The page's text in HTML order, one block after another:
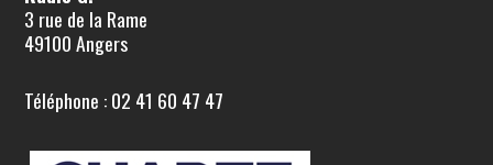
3 rue de la Rame
49100 Angers
Téléphone : 02 41 60 47 47